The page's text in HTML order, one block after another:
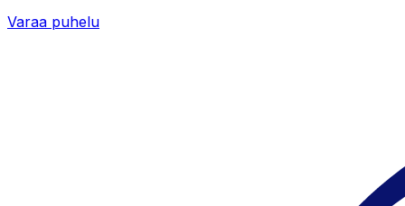
Varaa puhelu